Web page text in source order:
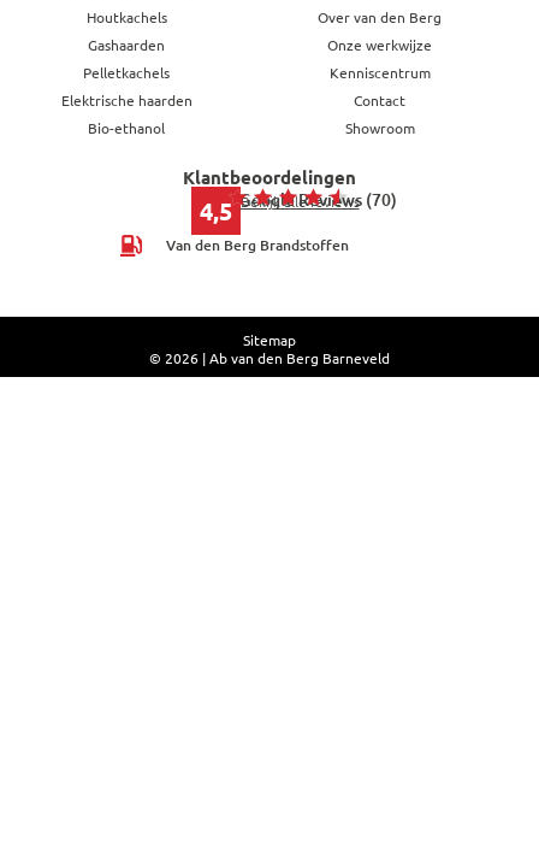
Houtkachels
Gashaarden
Pelletkachels
Elektrische haarden
Bio-ethanol
Over van den Berg
Onze werkwijze
Kenniscentrum
Contact
Showroom
Klantbeoordelingen
4,5 Google Reviews (70)
Bekijk alle reviews
Van den Berg Brandstoffen
© 2026 | Ab van den Berg Barneveld
Sitemap